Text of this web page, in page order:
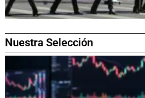
Nuestra Selección